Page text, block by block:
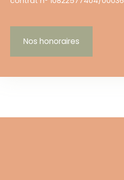
Nos honoraires